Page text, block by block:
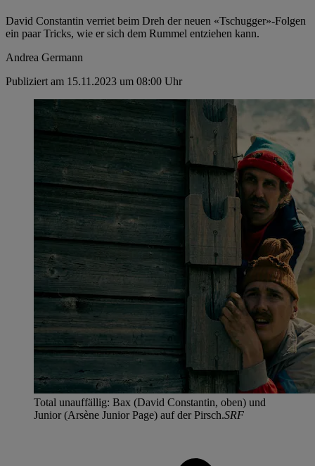
David Constantin verriet beim Dreh der neuen «Tschugger»-Folgen
ein paar Tricks, wie er sich dem Rummel entziehen kann.
Andrea Germann
Publiziert am 15.11.2023 um 08:00 Uhr
Total unauffällig: Bax (David Constantin, oben) und
Junior (Arsène Junior Page) auf der Pirsch.SRF